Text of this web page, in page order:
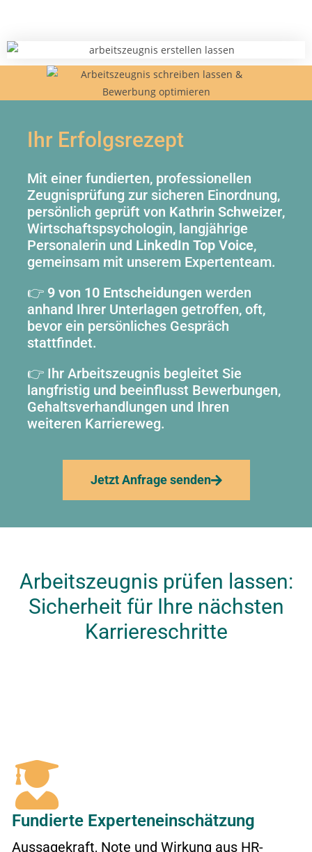
Ihr Erfolgsrezept
Mit einer fundierten, professionellen
Zeugnisprüfung zur sicheren Einordnung,
persönlich geprüft von Kathrin Schweizer,
Wirtschaftspsychologin, langjährige
Personalerin und LinkedIn Top Voice,
gemeinsam mit unserem Expertenteam.
👉 9 von 10 Entscheidungen werden
anhand Ihrer Unterlagen getroffen, oft,
bevor ein persönliches Gespräch
stattfindet.
👉 Ihr Arbeitszeugnis begleitet Sie
langfristig und beeinflusst Bewerbungen,
Gehaltsverhandlungen und Ihren
weiteren Karriereweg.
Jetzt Anfrage senden
Arbeitszeugnis prüfen lassen:
Sicherheit für Ihre nächsten
Karriereschritte
Fundierte Experteneinschätzung
Aussagekraft, Note und Wirkung aus HR-